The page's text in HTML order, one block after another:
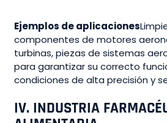
Ejemplos de aplicaciones
componentes de motores
turbinas, piezas de sistemas
para garantizar su correcto
condiciones de alta precisión y
IV. INDUSTRIA